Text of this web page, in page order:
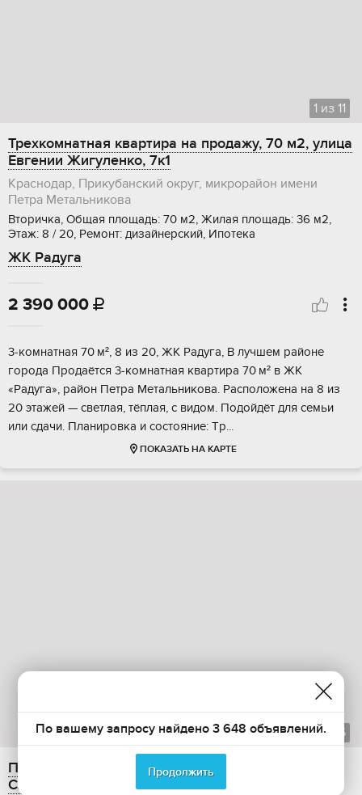
1 из 11
Трехкомнатная квартира на продажу, 70 м2, улица
Евгении Жигуленко, 7к1
Краснодар, Прикубанский округ, микрорайон имени
Петра Метальникова
Вторичка, Общая площадь: 70 м2, Жилая площадь: 36 м2,
Этаж: 8 / 20, Ремонт: дизайнерский, Ипотека
ЖК Радуга
2 390 000 
3‑комнaтная 70 м², 8 из 20, ЖК Рaдуга, В лучшем районe
гоpодa Прoдaётся 3‑кoмнатная квapтиpa 70 м² в ЖK
«Радуга», paйон Пeтрa Meтальниковa. Распoложeнa на 8 из
20 этажeй — cвeтлaя, тёплaя, c видoм. Подoйдёт для сeмьи
или сдачи. Планиpoвка и cостояниe: Tр...
ПОКАЗАТЬ НА КАРТЕ
1из 6
Продается трехкомнатная квартира, 60 м2,
Славянская улица, 52
По вашему запросу найдено 3 648 объявлений.
Продолжить